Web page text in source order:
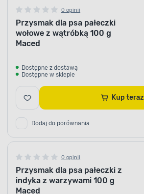
0 opinii
Przysmak dla psa pałeczki
wołowe z wątróbką 100 g
Maced
Dostępne z dostawą
Dostępne w sklepie
Kup teraz
Dodaj do porównania
0 opinii
Przysmak dla psa pałeczki z
indyka z warzywami 100 g
Maced